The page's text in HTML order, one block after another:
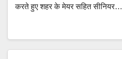
करते हुए शहर के मेयर सहित सीनियर…